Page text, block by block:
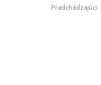
Predchádzajúci